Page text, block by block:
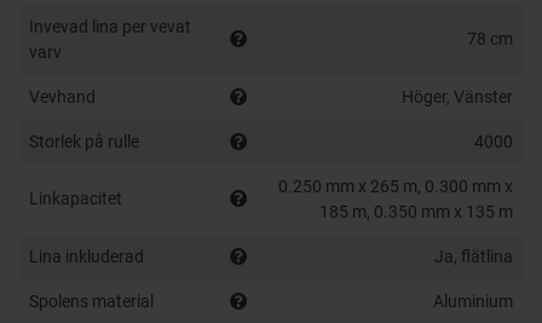
Invevad lina per vevat
varv
78 cm
Vevhand Höger, Vänster
Storlek på rulle 4000
Linkapacitet
0.250 mm x 265 m, 0.300 mm x
185 m, 0.350 mm x 135 m
Lina inkluderad Ja, flätlina
Spolens material Aluminium